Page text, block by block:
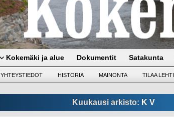
Kokemäki ja alue Dokumentit Satakunta
YHTEYSTIEDOT HISTORIA MAINONTA TILAA LEHTI
Kuukausi arkisto: K V